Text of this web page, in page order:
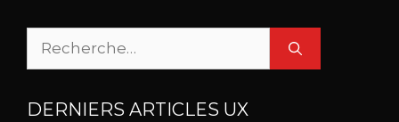
Rechercher :
DERNIERS ARTICLES UX